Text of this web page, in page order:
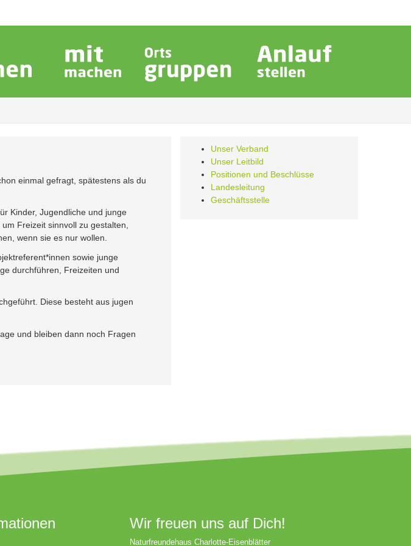
einmal gefragt, spätestens als du
Kinder, Jugendliche und junge
Freizeit sinnvoll zu gestalten,
wenn sie es nur wollen.
sowie junge
durchführen, Freizeiten und
Diese besteht aus jugen
und bleiben dann noch Fragen
Unser Verband
Unser Leitbild
Positionen und Beschlüsse
Landesleitung
Geschäftsstelle
Wir freuen uns auf Dich!
Naturfreundehaus Charlotte-Eisenblätter